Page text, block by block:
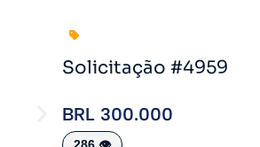
Solicitação #4959
BRL 300.000